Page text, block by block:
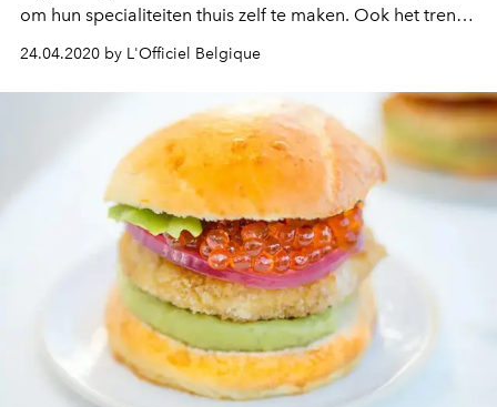
om hun specialiteiten thuis zelf te maken. Ook het trendy
beroemde Italiaanse cocktail deelt: de Negroni. Een
must voor alle mixologen thuis!
24.04.2020 by L'Officiel Belgique